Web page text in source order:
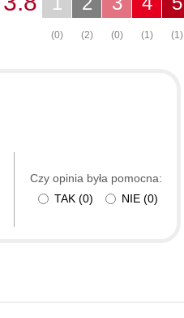
(1)
(1)
(0)
(2)
(0)
Czy opinia była pomocna:
TAK (0) NIE (0)